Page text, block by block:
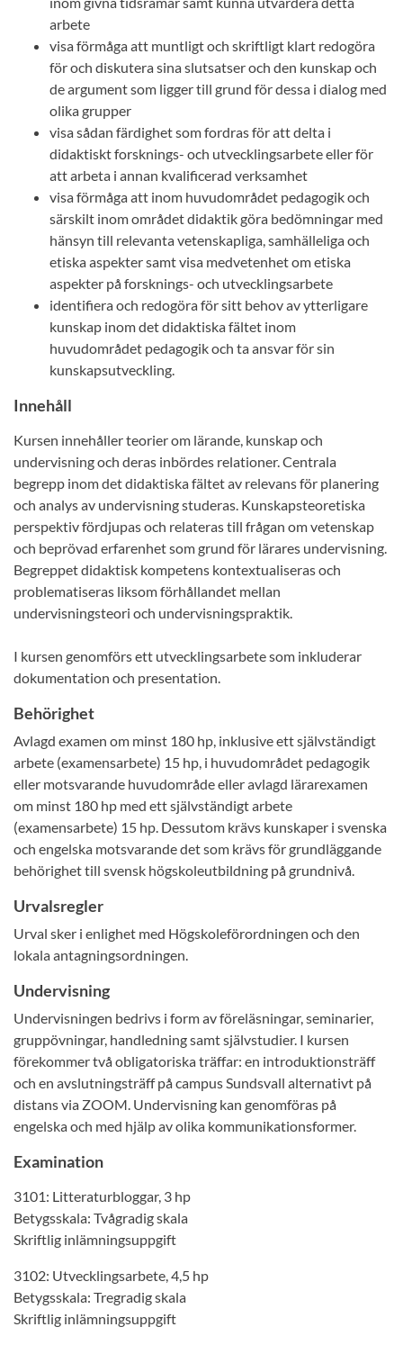
arbete
visa förmåga att muntligt och skriftligt klart redogöra
för och diskutera sina slutsatser och den kunskap och
de argument som ligger till grund för dessa i dialog med
olika grupper
visa sådan färdighet som fordras för att delta i
didaktiskt forsknings- och utvecklingsarbete eller för
att arbeta i annan kvalificerad verksamhet
visa förmåga att inom huvudområdet pedagogik och
särskilt inom området didaktik göra bedömningar med
hänsyn till relevanta vetenskapliga, samhälleliga och
etiska aspekter samt visa medvetenhet om etiska
aspekter på forsknings- och utvecklingsarbete
identifiera och redogöra för sitt behov av ytterligare
kunskap inom det didaktiska fältet inom
huvudområdet pedagogik och ta ansvar för sin
kunskapsutveckling.
Innehåll
Kursen innehåller teorier om lärande, kunskap och
undervisning och deras inbördes relationer. Centrala
begrepp inom det didaktiska fältet av relevans för planering
och analys av undervisning studeras. Kunskapsteoretiska
perspektiv fördjupas och relateras till frågan om vetenskap
och beprövad erfarenhet som grund för lärares undervisning.
Begreppet didaktisk kompetens kontextualiseras och
problematiseras liksom förhållandet mellan
undervisningsteori och undervisningspraktik.
I kursen genomförs ett utvecklingsarbete som inkluderar
dokumentation och presentation.
Behörighet
Avlagd examen om minst 180 hp, inklusive ett självständigt
arbete (examensarbete) 15 hp, i huvudområdet pedagogik
eller motsvarande huvudområde eller avlagd lärarexamen
om minst 180 hp med ett självständigt arbete
(examensarbete) 15 hp. Dessutom krävs kunskaper i svenska
och engelska motsvarande det som krävs för grundläggande
behörighet till svensk högskoleutbildning på grundnivå.
Urvalsregler
Urval sker i enlighet med Högskoleförordningen och den
lokala antagningsordningen.
Undervisning
Undervisningen bedrivs i form av föreläsningar, seminarier,
gruppövningar, handledning samt självstudier. I kursen
förekommer två obligatoriska träffar: en introduktionsträff
och en avslutningsträff på campus Sundsvall alternativt på
distans via ZOOM. Undervisning kan genomföras på
engelska och med hjälp av olika kommunikationsformer.
Examination
3101: Litteraturbloggar, 3 hp
Betygsskala: Tvågradig skala
Skriftlig inlämningsuppgift
3102: Utvecklingsarbete, 4,5 hp
Betygsskala: Tregradig skala
Skriftlig inlämningsuppgift